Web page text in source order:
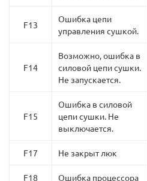
F13
Ошибка цепи
управления сушкой.
F14
Возможно, ошибка в
силовой цепи сушки.
Не запускается.
F15
Ошибка в силовой
цепи сушки. Не
выключается.
F17 Не закрыт люк
F18 Ошибка процессора